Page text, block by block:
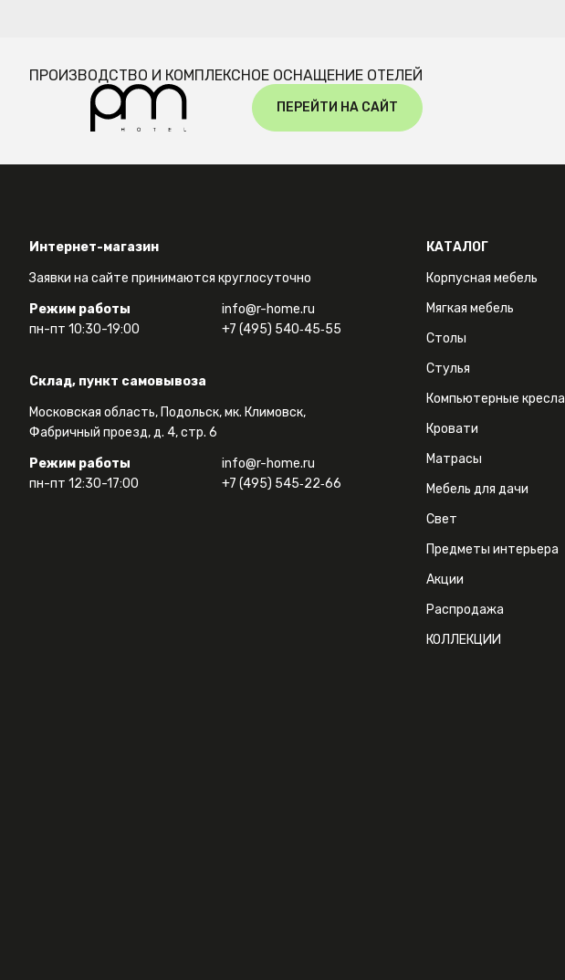
ПРОИЗВОДСТВО И КОМПЛЕКСНОЕ ОСНАЩЕНИЕ ОТЕЛЕЙ
ПЕРЕЙТИ НА САЙТ
Интернет-магазин
Заявки на сайте принимаются круглосуточно
Режим работы
пн-пт 10:30-19:00
info@r-home.ru
+7 (495) 540‑45‑55
Склад, пункт самовывоза
Московская область, Подольск, мк. Климовск,
Фабричный проезд, д. 4, стр. 6
Режим работы
пн-пт 12:30-17:00
info@r-home.ru
+7 (495) 545‑22‑66
КАТАЛОГ
Корпусная мебель
Мягкая мебель
Столы
Стулья
Компьютерные кресла
Кровати
Матрасы
Мебель для дачи
Свет
Предметы интерьера
Акции
Распродажа
КОЛЛЕКЦИИ